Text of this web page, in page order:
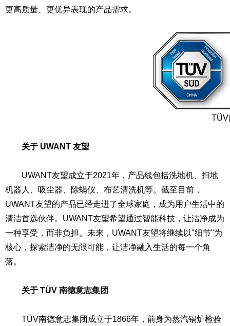
更高质量、更优异表现的产品需求。
TÜV
关于 UWANT 友望
UWANT友望成立于2021年，产品线包括洗地机、扫地
机器人、吸尘器、除螨仪、布艺清洗机等。截至目前，
UWANT友望的产品已经走进了全球家庭，成为用户生活中的
清洁首选伙伴。UWANT友望希望通过智能科技，让洁净成为
一种享受，而非负担。未来，UWANT友望将继续以"细节"为
核心，探索洁净的无限可能，让洁净融入生活的每一个角
落。
关于 TÜV 南德意志集团
TÜV南德意志集团成立于1866年，前身为蒸汽锅炉检验